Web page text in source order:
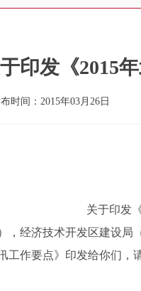
印发《2015
时间：2015年03月26日
关于印发
，经济技术开发区建设局
工作要点》印发给你们，